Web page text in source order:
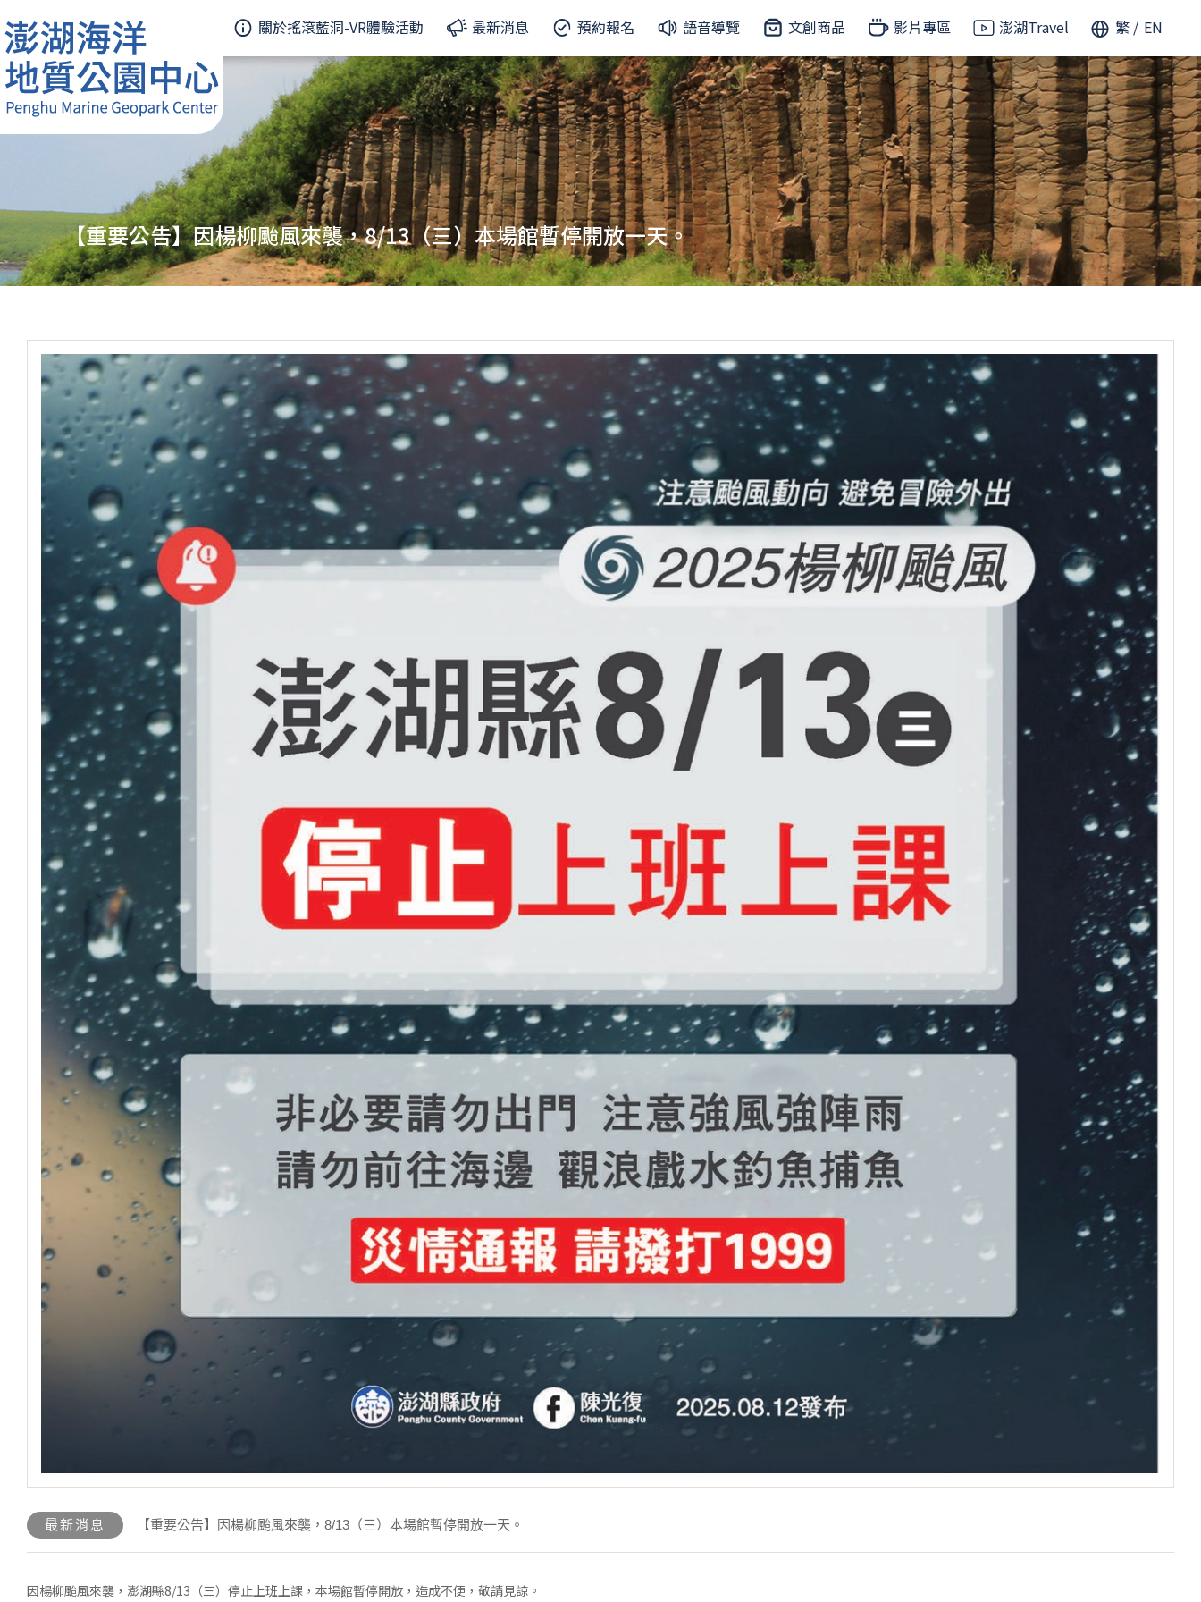
關於搖滾藍洞-VR體驗活動 最新消息 預約報名 語音導覽 文創商品 影片專區 澎湖Travel 繁 EN
【重要公告】因楊柳颱風來襲，8/13（三）本場館暫停開放一天。
最新消息 【重要公告】因楊柳颱風來襲，8/13（三）本場館暫停開放一天。
因楊柳颱風來襲，澎湖縣8/13（三）停止上班上課，本場館暫停開放，造成不便，敬請見諒。